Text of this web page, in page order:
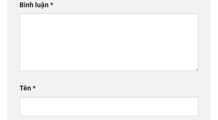
Bình luận*
Tên*